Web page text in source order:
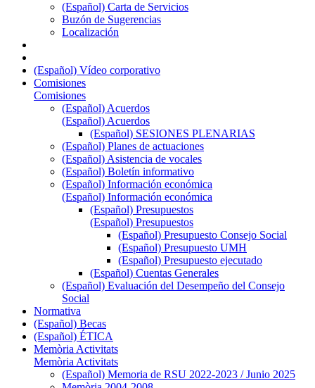
(Español) Carta de Servicios
Buzón de Sugerencias
Localización
(Español) Vídeo corporativo
Comisiones
Comisiones
(Español) Acuerdos
(Español) Acuerdos
(Español) SESIONES PLENARIAS
(Español) Planes de actuaciones
(Español) Asistencia de vocales
(Español) Boletín informativo
(Español) Información económica
(Español) Información económica
(Español) Presupuestos
(Español) Presupuestos
(Español) Presupuesto Consejo Social
(Español) Presupuesto UMH
(Español) Presupuesto ejecutado
(Español) Cuentas Generales
(Español) Evaluación del Desempeño del Consejo
Social
Normativa
(Español) Becas
(Español) ÉTICA
Memòria Activitats
Memòria Activitats
(Español) Memoria de RSU 2022-2023 / Junio 2025